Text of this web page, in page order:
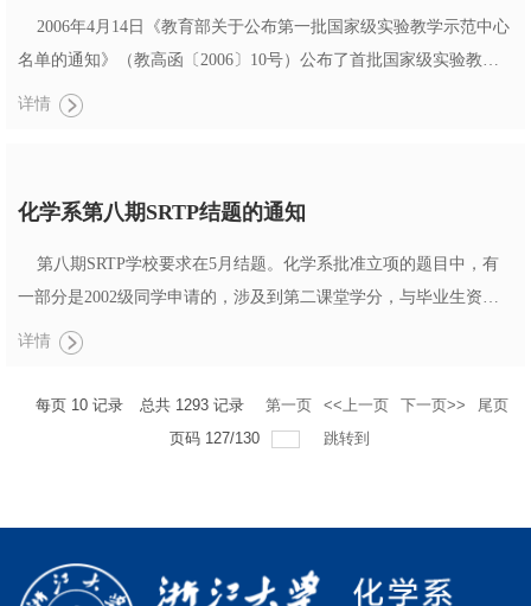
2006年4月14日《教育部关于公布第一批国家级实验教学示范中心
名单的通知》（教高函〔2006〕10号）公布了首批国家级实验教学
示范中心名单，本次公布的国家级实验教学示范中心共计25个，涵
浙江大...
详情
化学系第八期SRTP结题的通知
第八期SRTP学校要求在5月结题。化学系批准立项的题目中，有
一部分是2002级同学申请的，涉及到第二课堂学分，与毕业生资格
审查紧密相关。为保证2002级同学毕业阶段工作的顺利完成，第八
八期SRTP的同学请抓紧工作，有关答辩的具体通知如下： 1．无
论是教师立项还是学生立项，都由参加该项目的学生参加答辩。 ...
详情
每页 10记录 总共 1293记录 第一页 <<上一页 下一页>>
尾页
页码 127/130 跳转到